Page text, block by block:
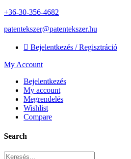
+36-30-356-4682
patentekszer@patentekszer.hu
 Bejelentkezés / Regisztráció
My Account
Bejelentkezés
My account
Megrendelés
Wishlist
Compare
Search